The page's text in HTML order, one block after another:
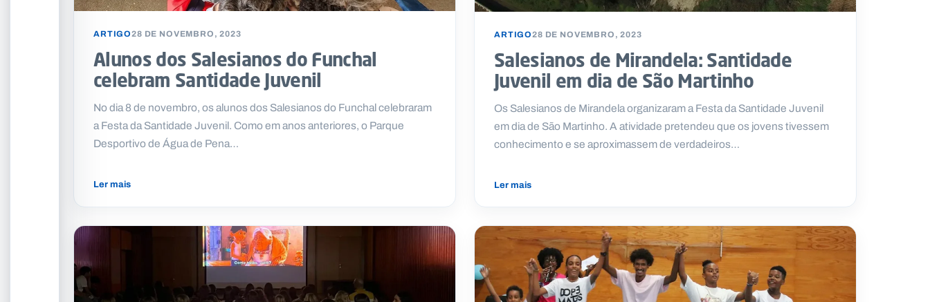
ARTIGO28 DE NOVEMBRO, 2023
Alunos dos Salesianos do Funchal
celebram Santidade Juvenil
No dia 8 de novembro, os alunos dos Salesianos do Funchal celebraram
a Festa da Santidade Juvenil. Como em anos anteriores, o Parque
Desportivo de Água de Pena…
Ler mais
ARTIGO28 DE NOVEMBRO, 2023
Salesianos de Mirandela: Santidade
Juvenil em dia de São Martinho
Os Salesianos de Mirandela organizaram a Festa da Santidade Juvenil
em dia de São Martinho. A atividade pretendeu que os jovens tivessem
conhecimento e se aproximassem de verdadeiros…
Ler mais